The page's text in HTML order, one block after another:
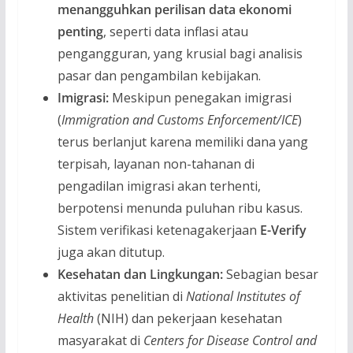
menangguhkan perilisan data ekonomi
penting, seperti data inflasi atau
pengangguran, yang krusial bagi analisis
pasar dan pengambilan kebijakan.
Imigrasi:Meskipun penegakan imigrasi
(Immigration and Customs Enforcement/ICE)
terus berlanjut karena memiliki dana yang
terpisah, layanan non-tahanan di
pengadilan imigrasi akan terhenti,
berpotensi menunda puluhan ribu kasus.
Sistem verifikasi ketenagakerjaan E-Verify
juga akan ditutup.
Kesehatan dan Lingkungan:Sebagian besar
aktivitas penelitian di National Institutes of
Health(NIH) dan pekerjaan kesehatan
masyarakat di Centers for Disease Control and